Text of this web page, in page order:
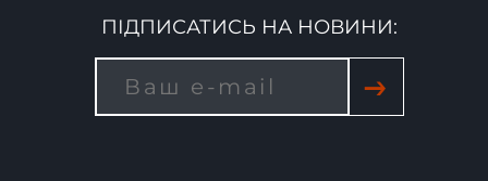
ПІДПИСАТИСЬ НА НОВИНИ:
→